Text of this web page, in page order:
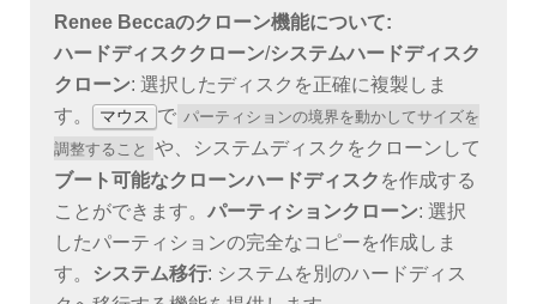
Renee Beccaのクローン機能について:
ハードディスククローン/システムハードディスク
クローン: 選択したディスクを正確に複製しま
す。
マウス で パーティションの境界を動かしてサイズを
調整すること や、システムディスクをクローンして
ブート可能なクローンハードディスク を作成する
ことができます。 パーティションクローン: 選択
したパーティションの完全なコピーを作成しま
す。
システム移行: システムを別のハードディス